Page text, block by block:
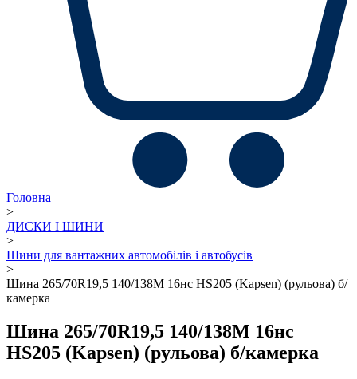
Головна
>
ДИСКИ І ШИНИ
>
Шини для вантажних автомобілів і автобусів
>
Шина 265/70R19,5 140/138M 16нс HS205 (Kapsen) (рульова) б/
камерка
Шина 265/70R19,5 140/138M 16нс
HS205 (Kapsen) (рульова) б/камерка